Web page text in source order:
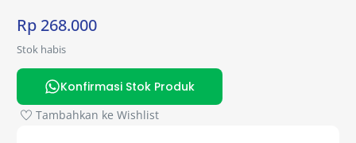
Rp 268.000
Stok habis
Konfirmasi Stok Produk
Tambahkan ke Wishlist